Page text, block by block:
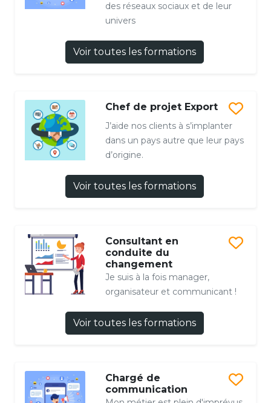
des réseaux sociaux et de leur
univers
Voir toutes les formations
Chef de projet Export
J’aide nos clients à s’implanter
dans un pays autre que leur pays
d’origine.
Voir toutes les formations
Consultant en
conduite du
changement
Je suis à la fois manager,
organisateur et communicant !
Voir toutes les formations
Chargé de
communication